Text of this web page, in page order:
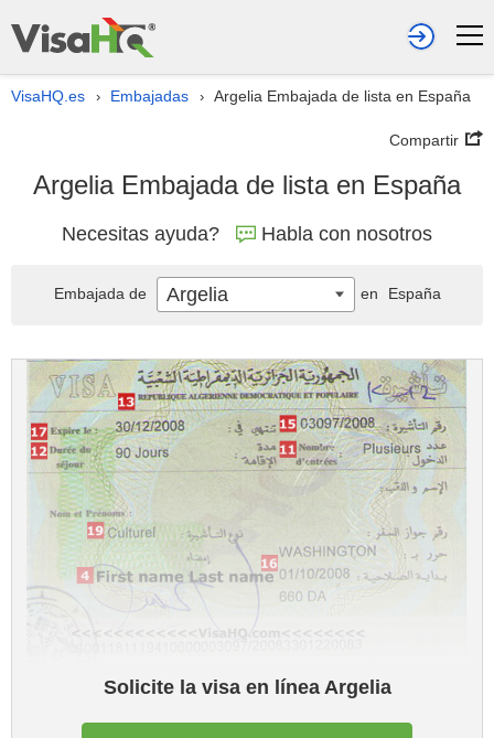
VisaHQ.es › Embajadas › Argelia Embajada de lista en España
Compartir
Argelia Embajada de lista en España
Necesitas ayuda? Habla con nosotros
Solicite la visa en línea Argelia
Embajada de Argelia en España